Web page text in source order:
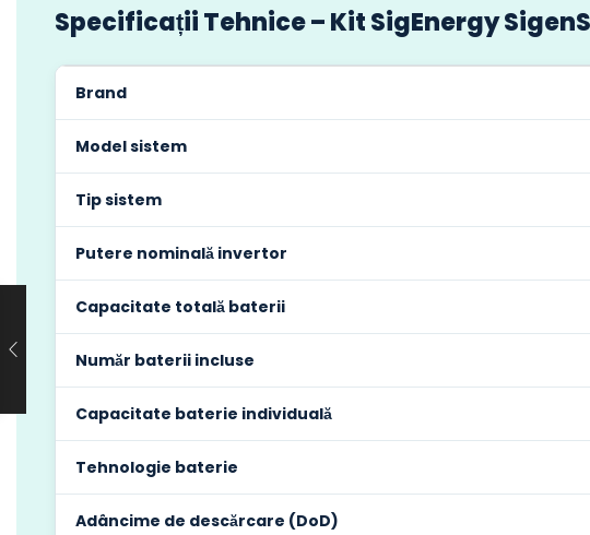
Specificații Tehnice – Kit SigEnergy
Brand
Model sistem
Tip sistem
Putere nominală invertor
Capacitate totală baterii
Număr baterii incluse
Capacitate baterie individuală
Tehnologie baterie
Adâncime de descărcare (DoD)